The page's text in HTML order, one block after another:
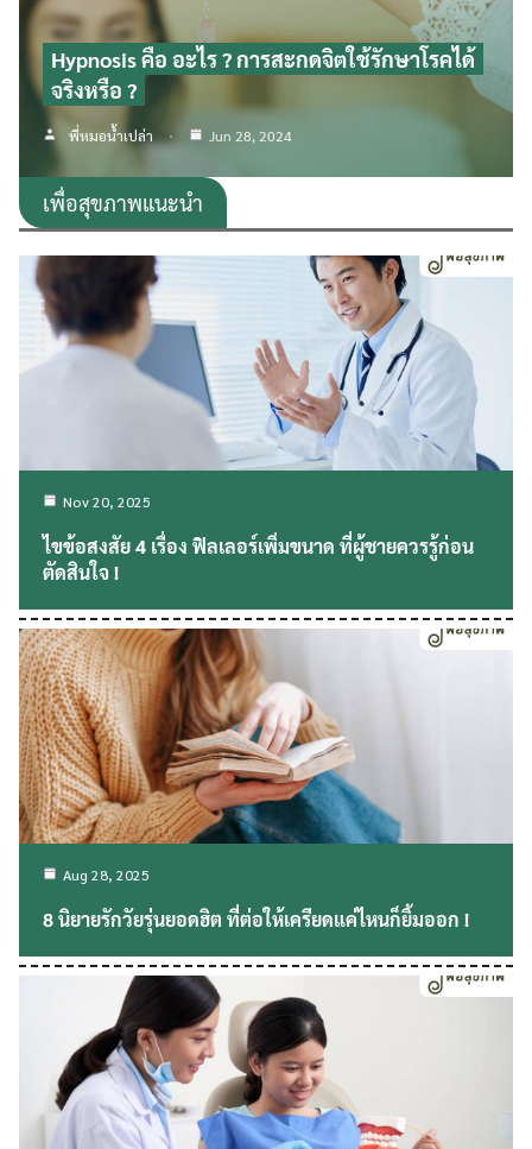
Hypnosis คือ อะไร ? การสะกดจิตใช้รักษาโรคได้
จริงหรือ ?
พี่หมอน้ำเปล่า Jun 28, 2024
เพื่อสุขภาพแนะนำ
Nov 20, 2025
ไขข้อสงสัย 4 เรื่อง ฟิลเลอร์เพิ่มขนาด ที่ผู้ชายควรรู้ก่อน
ตัดสินใจ !
Aug 28, 2025
8 นิยายรักวัยรุ่นยอดฮิต ที่ต่อให้เครียดแค่ไหนก็ยิ้มออก !